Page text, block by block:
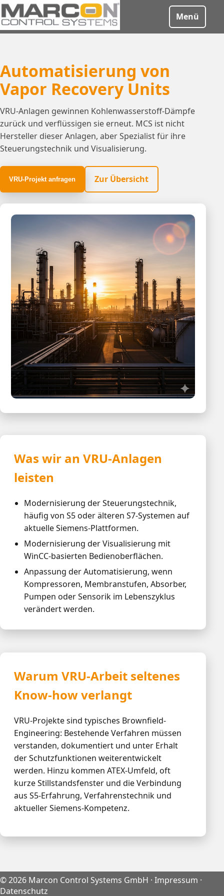
Menü
Automatisierung von
Vapor Recovery Units
VRU-Anlagen gewinnen Kohlenwasserstoff-Dämpfe
zurück und verflüssigen sie erneut. MCS ist nicht
Hersteller dieser Anlagen, aber Spezialist für ihre
Steuerungstechnik und Visualisierung.
VRU-Projekt anfragen Zur Übersicht
Was wir an VRU-Anlagen
leisten
Modernisierung der Steuerungstechnik,
häufig von S5 oder älteren S7-Systemen auf
aktuelle Siemens-Plattformen.
Modernisierung der Visualisierung mit
WinCC-basierten Bedienoberflächen.
Anpassung der Automatisierung, wenn
Kompressoren, Membranstufen, Absorber,
Pumpen oder Sensorik im Lebenszyklus
verändert werden.
Warum VRU-Arbeit seltenes
Know-how verlangt
VRU-Projekte sind typisches Brownfield-
Engineering: Bestehende Verfahren müssen
verstanden, dokumentiert und unter Erhalt
der Schutzfunktionen weiterentwickelt
werden. Hinzu kommen ATEX-Umfeld, oft
kurze Stillstandsfenster und die Verbindung
aus S5-Erfahrung, Verfahrenstechnik und
aktueller Siemens-Kompetenz.
©2026 Marcon Control Systems GmbH · Impressum ·
Datenschutz